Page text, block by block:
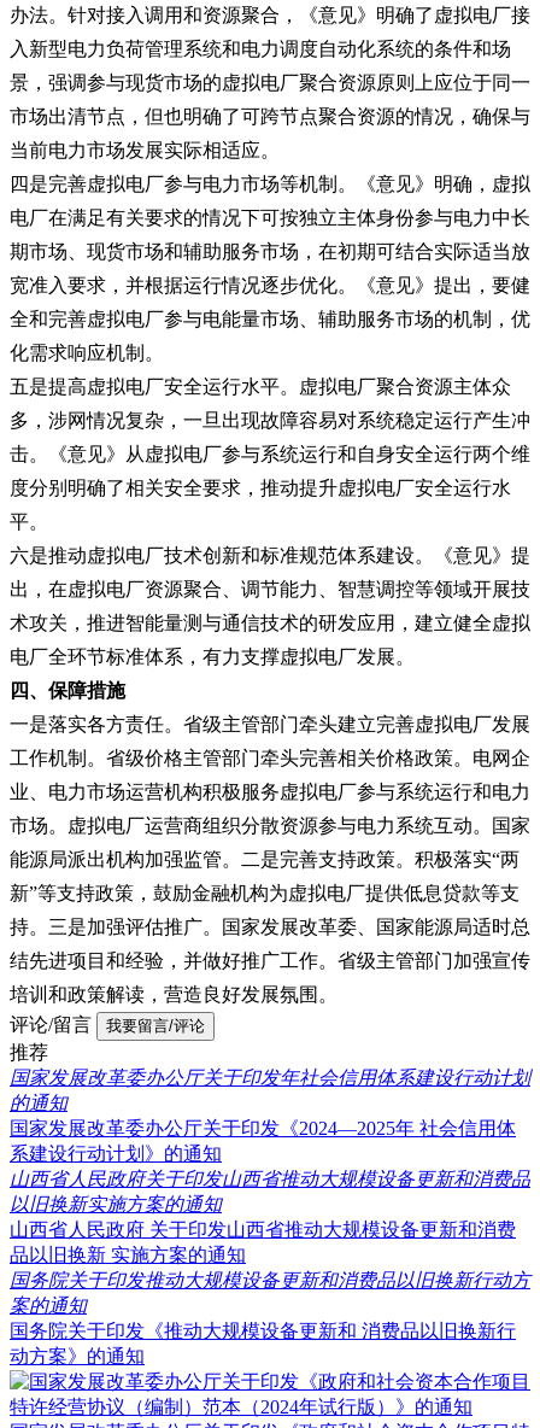
办法。针对接入调用和资源聚合，《意见》明确了虚拟电厂接
入新型电力负荷管理系统和电力调度自动化系统的条件和场
景，强调参与现货市场的虚拟电厂聚合资源原则上应位于同一
市场出清节点，但也明确了可跨节点聚合资源的情况，确保与
当前电力市场发展实际相适应。
四是完善虚拟电厂参与电力市场等机制。《意见》明确，虚拟
电厂在满足有关要求的情况下可按独立主体身份参与电力中长
期市场、现货市场和辅助服务市场，在初期可结合实际适当放
宽准入要求，并根据运行情况逐步优化。《意见》提出，要健
全和完善虚拟电厂参与电能量市场、辅助服务市场的机制，优
化需求响应机制。
五是提高虚拟电厂安全运行水平。虚拟电厂聚合资源主体众
多，涉网情况复杂，一旦出现故障容易对系统稳定运行产生冲
击。《意见》从虚拟电厂参与系统运行和自身安全运行两个维
度分别明确了相关安全要求，推动提升虚拟电厂安全运行水
平。
六是推动虚拟电厂技术创新和标准规范体系建设。《意见》提
出，在虚拟电厂资源聚合、调节能力、智慧调控等领域开展技
术攻关，推进智能量测与通信技术的研发应用，建立健全虚拟
电厂全环节标准体系，有力支撑虚拟电厂发展。
四、保障措施
一是落实各方责任。省级主管部门牵头建立完善虚拟电厂发展
工作机制。省级价格主管部门牵头完善相关价格政策。电网企
业、电力市场运营机构积极服务虚拟电厂参与系统运行和电力
市场。虚拟电厂运营商组织分散资源参与电力系统互动。国家
能源局派出机构加强监管。二是完善支持政策。积极落实“两
新”等支持政策，鼓励金融机构为虚拟电厂提供低息贷款等支
持。三是加强评估推广。国家发展改革委、国家能源局适时总
结先进项目和经验，并做好推广工作。省级主管部门加强宣传
培训和政策解读，营造良好发展氛围。
评论/留言
我要留言/评论
推荐
国家发展改革委办公厅关于印发年社会信用体系建设行动计划
的通知
国家发展改革委办公厅关于印发《2024—2025年 社会信用体
系建设行动计划》的通知
山西省人民政府关于印发山西省推动大规模设备更新和消费品
以旧换新实施方案的通知
山西省人民政府 关于印发山西省推动大规模设备更新和消费
品以旧换新 实施方案的通知
国务院关于印发推动大规模设备更新和消费品以旧换新行动方
案的通知
国务院关于印发《推动大规模设备更新和 消费品以旧换新行
动方案》的通知